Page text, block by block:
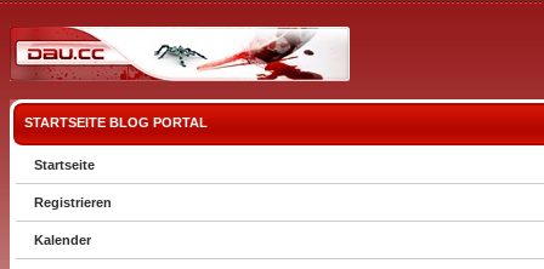
STARTSEITE BLOG PORTAL
Startseite
Registrieren
Kalender